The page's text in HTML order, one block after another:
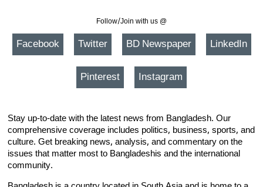
Follow/Join with us @
Facebook Twitter BD Newspaper LinkedIn
Pinterest Instagram
Stay up-to-date with the latest news from Bangladesh. Our
comprehensive coverage includes politics, business, sports, and
culture. Get breaking news, analysis, and commentary on the
issues that matter most to Bangladeshis and the international
community.